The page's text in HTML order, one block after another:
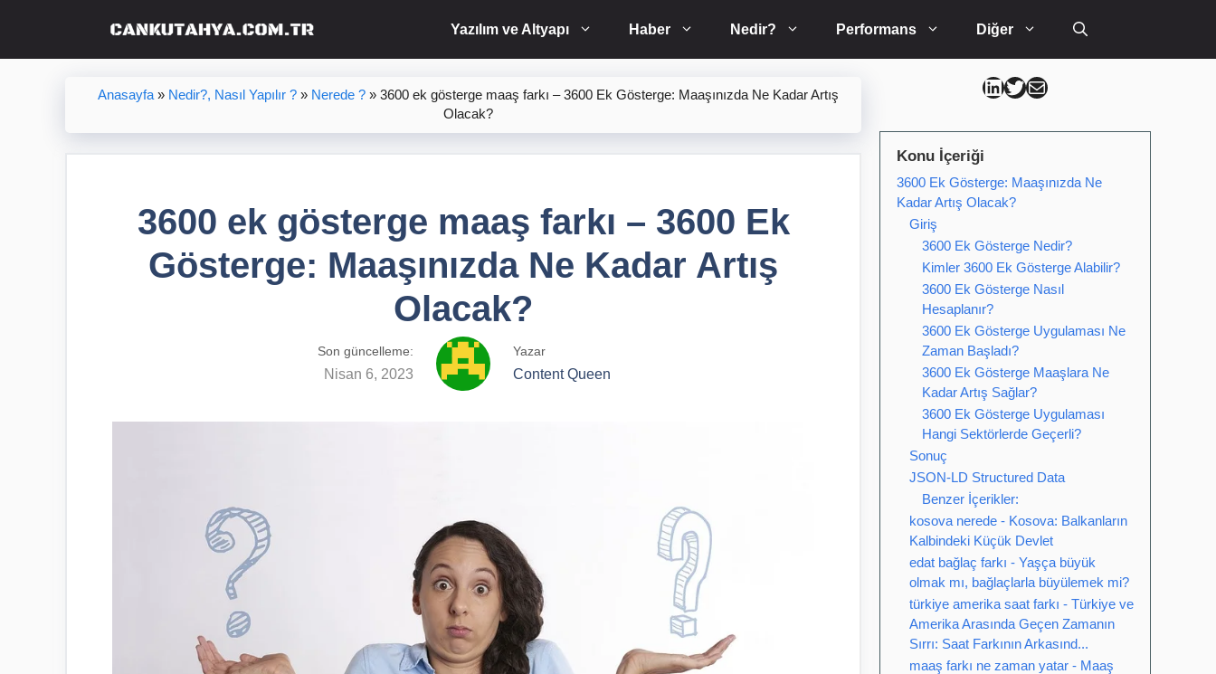
Yazılım ve Altyapı Haber Nedir? Performans Diğer
Anasayfa» Nedir?, Nasıl Yapılır ?» Nerede ?» 3600 ek gösterge maaş farkı – 3600 Ek Gösterge: Maaşınızda Ne Kadar Artış
Olacak?
3600 ek gösterge maaş farkı – 3600 Ek
Gösterge: Maaşınızda Ne Kadar Artış
Olacak?
Son güncelleme:
Nisan 6, 2023
Yazar
Content Queen
Can Kütahya Linkedin
Can Kütahya Twitter
Can Kütahya Mail
Konu İçeriği
3600 Ek Gösterge: Maaşınızda Ne
Kadar Artış Olacak?
Giriş
3600 Ek Gösterge Nedir?
Kimler 3600 Ek Gösterge Alabilir?
3600 Ek Gösterge Nasıl
Hesaplanır?
3600 Ek Gösterge Uygulaması Ne
Zaman Başladı?
3600 Ek Gösterge Maaşlara Ne
Kadar Artış Sağlar?
3600 Ek Gösterge Uygulaması
Hangi Sektörlerde Geçerli?
Sonuç
JSON-LD Structured Data
Benzer İçerikler:
kosova nerede - Kosova: Balkanların
Kalbindeki Küçük Devlet
edat bağlaç farkı - Yaşça büyük
olmak mı, bağlaçlarla büyülemek mi?
türkiye amerika saat farkı - Türkiye ve
Amerika Arasında Geçen Zamanın
Sırrı: Saat Farkının Arkasınd...
maaş farkı ne zaman yatar - Maaş